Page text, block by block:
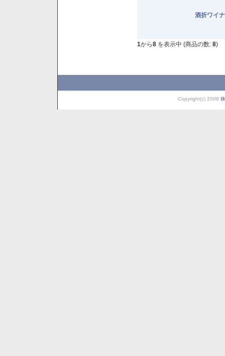
酒折ワイ
1から8 を表示中 (商品の数: 8)
Copyright(c) 2008